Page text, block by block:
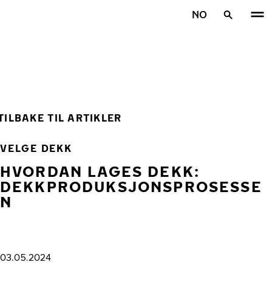
NO
TIL ARTIKLER
VELGE DEKK
HVORDAN LAGES DEKK:
DEKKPRODUKSJONSPROSESSE
N
03.05.2024